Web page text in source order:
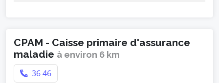
CPAM - Caisse primaire d'assurance
maladie à environ 6 km
36 46